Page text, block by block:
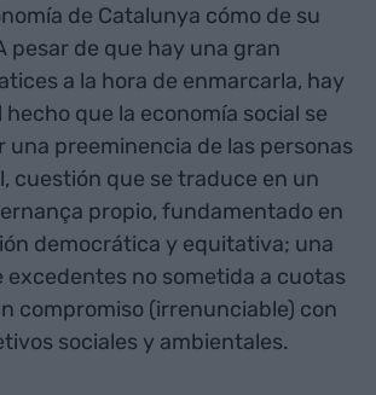
de Catalunya cómo de su
pesar de que hay una gran
a la hora de enmarcarla, hay
hecho que la economía social se
una preeminencia de las personas
cuestión que se traduce en un
propio, fundamentado en
democrática y equitativa; una
no sometida a cuotas
compromiso (irrenunciable) con
sociales y ambientales.